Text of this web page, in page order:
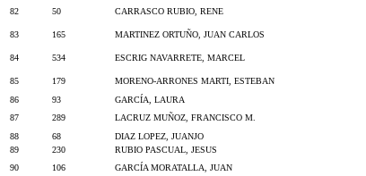
82
50 CARRASCO RUBIO, RENE
83 165 MARTINEZ ORTUÑO, JUAN CARLOS
84 534 ESCRIG NAVARRETE, MARCEL
85 179 MORENO-ARRONES MARTI, ESTEBAN
86
93 GARCÍA, LAURA
87
289 LACRUZ MUÑOZ, FRANCISCO M.
88
68 DIAZ LOPEZ, JUANJO
89
230 RUBIO PASCUAL, JESUS
90
106 GARCÍA MORATALLA, JUAN